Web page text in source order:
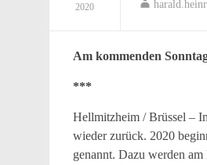
2020
Am kommenden
***
Hellmitzheim / Brüssel –
wieder zurück. 2020
genannt. Dazu werden